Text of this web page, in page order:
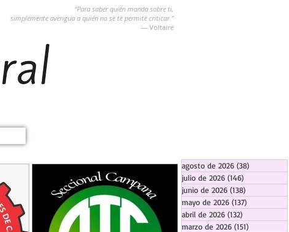
“Para saber quién manda sobre ti,
simplemente averigua a quién no se te permite criticar.”
― Voltaire
agosto de 2026 (38)
julio de 2026 (146)
junio de 2026 (138)
mayo de 2026 (137)
abril de 2026 (132)
marzo de 2026 (151)